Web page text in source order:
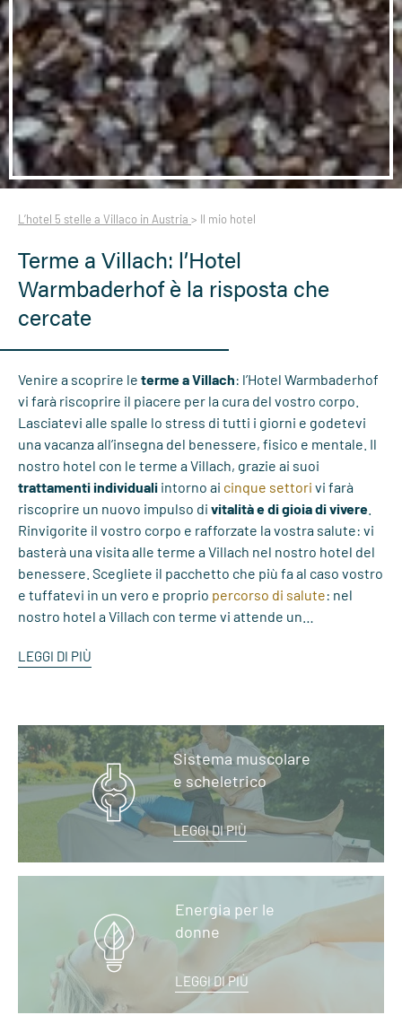
L’hotel 5 stelle a Villaco in Austria > Il mio hotel
Terme a Villach: l’Hotel
Warmbaderhof è la risposta che
cercate
Venire a scoprire le terme a Villach: l’Hotel Warmbaderhof
vi farà riscoprire il piacere per la cura del vostro corpo.
Lasciatevi alle spalle lo stress di tutti i giorni e godetevi
una vacanza all’insegna del benessere, fisico e mentale. Il
nostro hotel con le terme a Villach, grazie ai suoi
trattamenti individuali intorno ai cinque settori vi farà
riscoprire un nuovo impulso di vitalità e di gioia di vivere
Rinvigorite il vostro corpo e rafforzate la vostra salute: vi
basterà una visita alle terme a Villach nel nostro hotel del
benessere. Scegliete il pacchetto che più fa al caso vostro
e tuffatevi in un vero e proprio percorso di salute: nel
nostro hotel a Villach con terme vi attende un…
LEGGI DI PIÙ
Sistema muscolare
e scheletrico
LEGGI DI PIÙ
Energia per le
donne
LEGGI DI PIÙ